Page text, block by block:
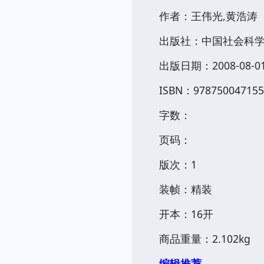
作者：王伟光,黄浩涛
出版社：中国社会科
出版日期：2008-08-01
ISBN：
字数：
页码：
版次：1
装帧：精装
开本：16开
商品重量：2.102kg